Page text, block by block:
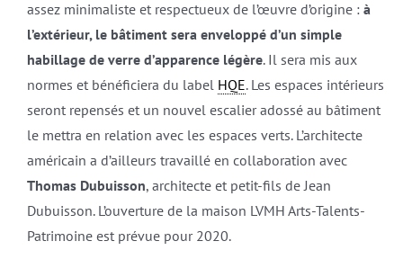
assez minimaliste et respectueux de l’œuvre d’origine : à
l’extérieur, le bâtiment sera enveloppé d’un simple
habillage de verre d’apparence légère. Il sera mis aux
normes et bénéficiera du label HQE. Les espaces intérieurs
seront repensés et un nouvel escalier adossé au bâtiment
le mettra en relation avec les espaces verts. L’architecte
américain a d’ailleurs travaillé en collaboration avec
Thomas Dubuisson, architecte et petit-fils de Jean
Dubuisson. L’ouverture de la maison LVMH Arts-Talents-
Patrimoine est prévue pour 2020.